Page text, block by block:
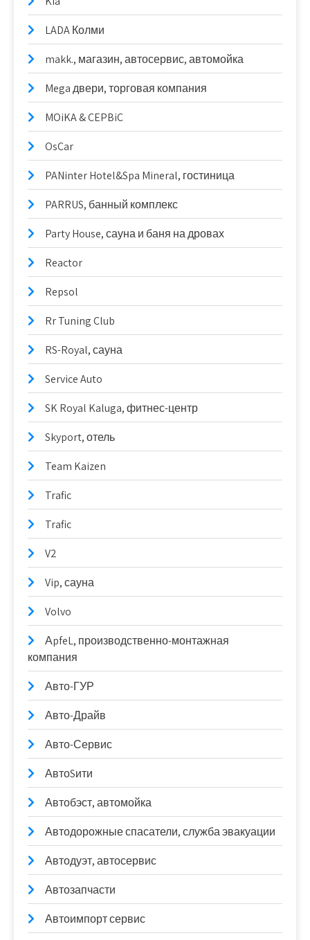
LADA Колми
makk., магазин, автосервис, автомойка
Mega двери, торговая компания
MOiKA & CEPBiC
OsCar
PANinter Hotel&Spa Mineral, гостиница
PARRUS, банный комплекс
Party House, сауна и баня на дровах
Reactor
Repsol
Rr Tuning Club
RS-Royal, сауна
Service Auto
SK Royal Kaluga, фитнес-центр
Skyport, отель
Team Kaizen
Trafic
Trafic
V2
Vip, сауна
Volvo
АpfeL, производственно-монтажная
компания
Авто-ГУР
Авто-Драйв
Авто-Сервис
АвтоSити
Автобэст, автомойка
Автодорожные спасатели, служба эвакуации
Автодуэт, автосервис
Автозапчасти
Автоимпорт сервис